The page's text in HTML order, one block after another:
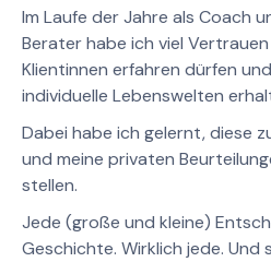
Im Laufe der Jahre als Coach
Berater habe ich viel
Klientinnen erfahren dürfen
individuelle Lebenswelten
Dabei habe ich gelernt, diese
und meine privaten
stellen.
Jede (große und kleine)
Geschichte. Wirklich jede. Und